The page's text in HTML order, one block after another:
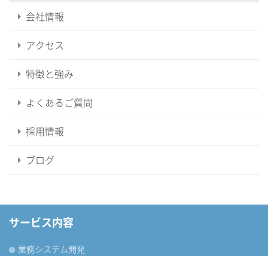
会社情報
アクセス
特徴と強み
よくあるご質問
採用情報
ブログ
サービス内容
業務システム開発